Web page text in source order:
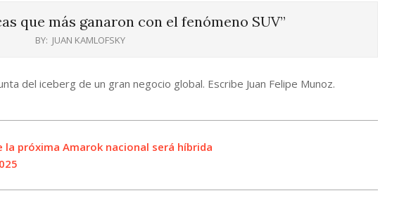
que más ganaron con el fenómeno SUV”
BY: JUAN KAMLOFSKY
del iceberg de un gran negocio global. Escribe Juan Felipe Munoz.
próxima Amarok nacional será híbrida